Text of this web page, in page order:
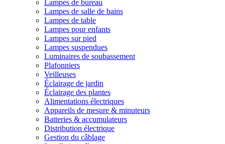
Lampes de bureau
Lampes de salle de bains
Lampes de table
Lampes pour enfants
Lampes sur pied
Lampes suspendues
Luminaires de soubassement
Plafonniers
Veilleuses
Éclairage de jardin
Éclairage des plantes
Alimentations électriques
Appareils de mesure & minuteurs
Batteries & accumulateurs
Distribution électrique
Gestion du câblage